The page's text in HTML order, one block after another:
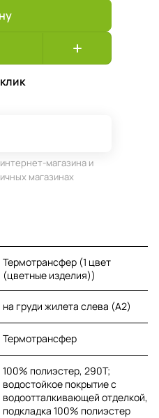
магазина и
магазинах
Термотрансфер (1 цвет
(цветные изделия))
на груди жилета слева (A2)
Термотрансфер
100% полиэстер, 290Т;
водостойкое покрытие с
водоотталкивающей отделкой,
подкладка 100% полиэстер